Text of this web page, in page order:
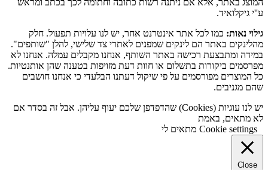
ע''י גיקלואיד.
גילוי נאות: כמו לכל אתר אינטרנט אחר, יש לנו עלויות תפעול. חלק
מהלינקים באתר הם לינקים שמפנים לאתרי צד שלישי, להלן "שותפים".
במידה ומתבצעת רכישה באתר השותף, אנחנו מקבלים עמלה. אנחנו לא
מפרסמים ביקורות בתשלום או חוות דעת מזויפות בטענה שהן אותנטיות.
כל המוצרים מפורסמים על פי שיקול דעתנו הבלעדי כי אנחנו חושבים
שהם מגניבים.
יש לנו עוגיות (Cookies) שהדפדפן שלכם יעוף עליהן. אבל זה בסדר אם
לא מתאים, באמת
Cookie settings מתאים לי
Close